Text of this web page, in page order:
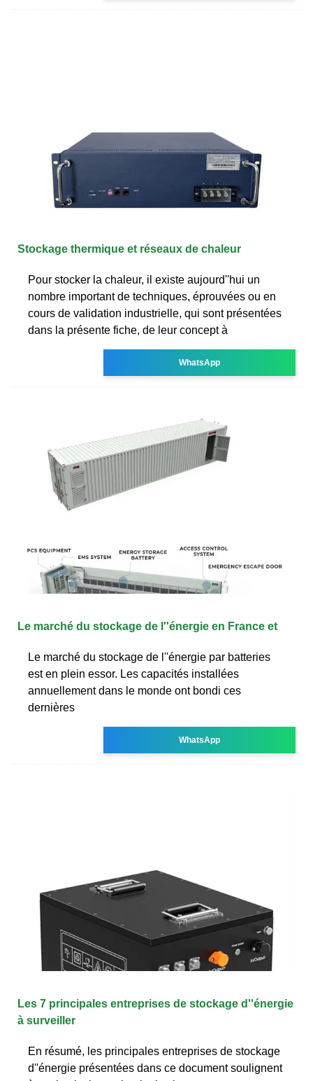
Stockage thermique et réseaux de chaleur
Pour stocker la chaleur, il existe aujourd''hui un
nombre important de techniques, éprouvées ou en
cours de validation industrielle, qui sont présentées
dans la présente fiche, de leur concept à
WhatsApp
Le marché du stockage de l''énergie en France et
Le marché du stockage de l''énergie par batteries
est en plein essor. Les capacités installées
annuellement dans le monde ont bondi ces
dernières
WhatsApp
Les 7 principales entreprises de stockage d''énergie
à surveiller
En résumé, les principales entreprises de stockage
d''énergie présentées dans ce document soulignent